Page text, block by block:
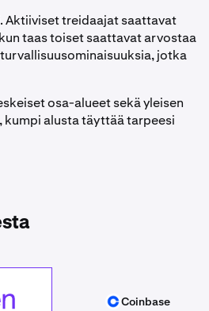
Aktiiviset treidaajat saattavat
taas toiset saattavat arvostaa
jotka
osa-alueet sekä yleisen
alusta täyttää tarpeesi
Coinbase
Coinbase